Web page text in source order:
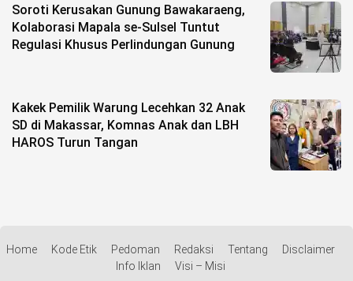
Soroti Kerusakan Gunung Bawakaraeng,
Kolaborasi Mapala se-Sulsel Tuntut
Regulasi Khusus Perlindungan Gunung
Kakek Pemilik Warung Lecehkan 32 Anak
SD di Makassar, Komnas Anak dan LBH
HAROS Turun Tangan
Home Kode Etik Pedoman Redaksi Tentang
Disclaimer
Info Iklan
Visi – Misi